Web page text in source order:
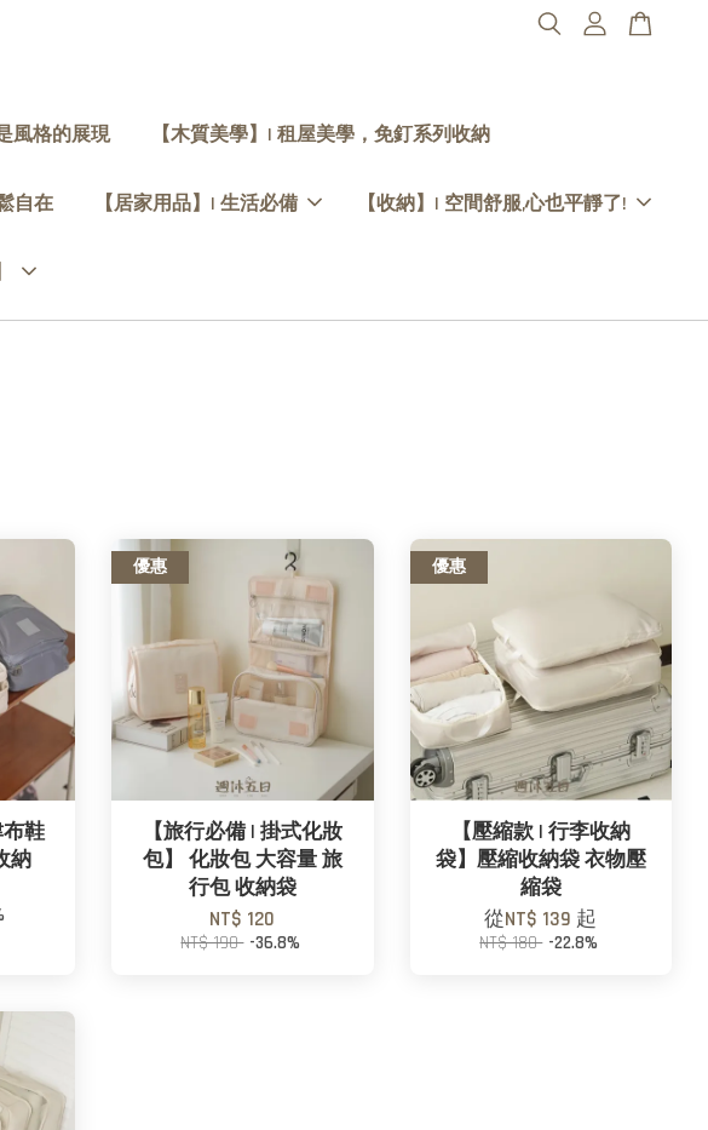
風格的展現 【木質美學】| 租屋美學，免釘系列收納
自在 【居家用品】| 生活必備 【收納】| 空間舒服,心也平靜了!
布鞋
納
優惠
【旅行必備 | 掛式化妝
包】 化妝包 大容量 旅
行包 收納袋
NT$ 120
NT$ 190 -36.8%
優惠
【壓縮款 | 行李收納
袋】壓縮收納袋 衣物壓
縮袋
從NT$ 139 起
NT$ 180 -22.8%